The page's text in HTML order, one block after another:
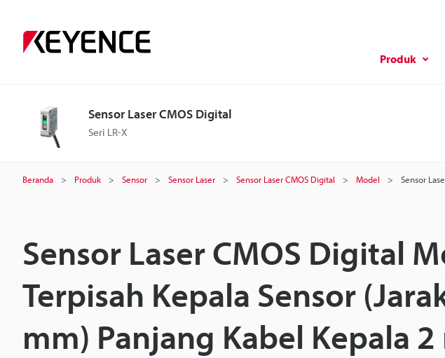
Produk
Sensor Laser CMOS Digital
Seri LR-X
Beranda Produk Sensor Sensor Laser Sensor Laser CMOS Digital Model Sensor
Sensor Laser CMOS Digital
Terpisah Kepala Sensor
mm) Panjang Kabel Kepala 2